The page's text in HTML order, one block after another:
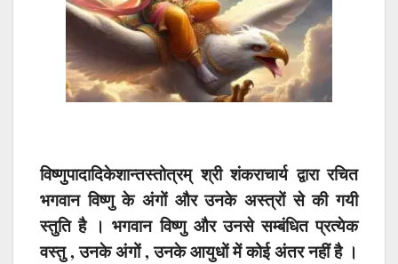
विष्णुपादादिकेशान्तस्तोत्रम् श्री शंकराचार्य द्वारा रचित
भगवान विष्णु के अंगों और उनके अस्त्रों से की गयी
स्तुति है । भगवान विष्णु और उनसे सम्बंधित प्रत्येक
वस्तु , उनके अंगों , उनके आयुधों में कोई अंतर नहीं है ।